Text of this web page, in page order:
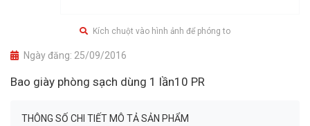
Kích chuột vào hình ảnh để phóng to
Ngày đăng: 25/09/2016
Bao giày phòng sạch dùng 1 lần10 PR
THÔNG SỐ CHI TIẾT MÔ TẢ SẢN PHẨM